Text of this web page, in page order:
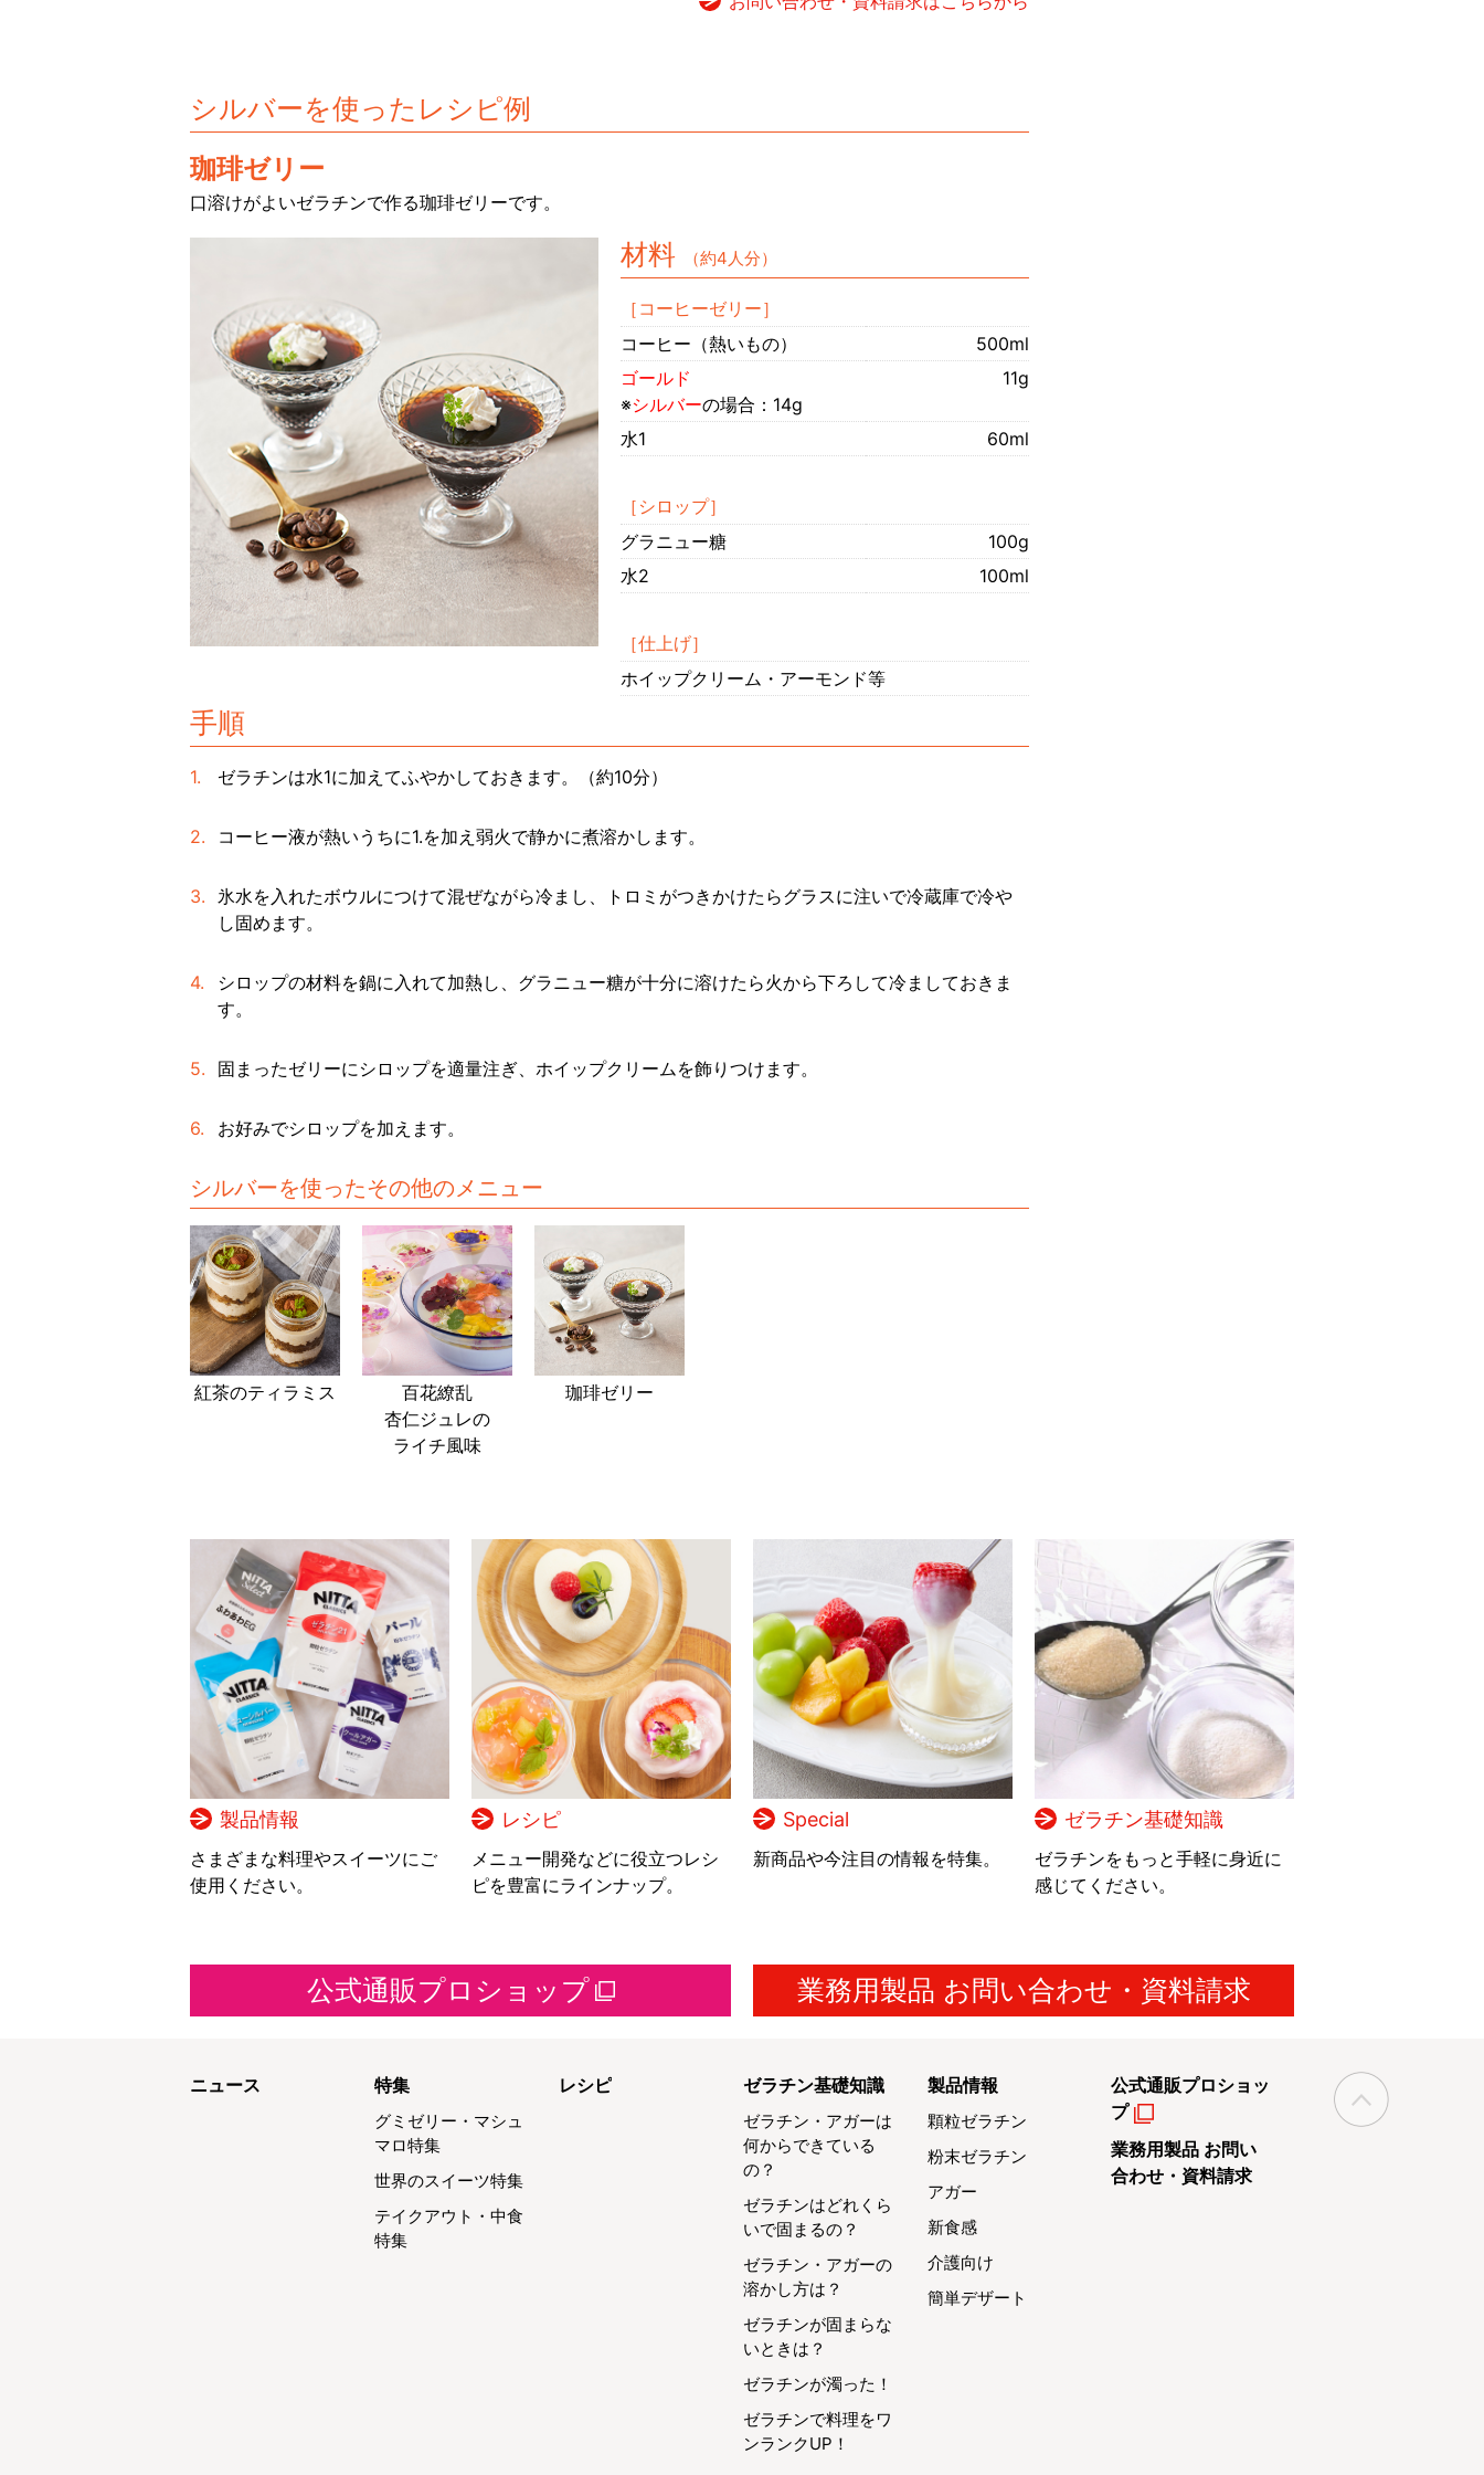
シルバーを使ったレシピ例
珈琲ゼリー
口溶けがよいゼラチンで作る珈琲ゼリーです。
材料 （約4人分）
［コーヒーゼリー］
コーヒー（熱いもの）
500ml
ゴールド
※シルバーの場合：14g
11g
水1 60ml
［シロップ］
グラニュー糖
100g
水2
100ml
［仕上げ］
ホイップクリーム・アーモンド等
手順
ゼラチンは水1に加えてふやかしておきます。（約10分）
コーヒー液が熱いうちに1.を加え弱火で静かに煮溶かします。
氷水を入れたボウルにつけて混ぜながら冷まし、トロミがつきかけたらグラスに注いで冷蔵庫で冷や
し固めます。
シロップの材料を鍋に入れて加熱し、グラニュー糖が十分に溶けたら火から下ろして冷ましておきま
す。
固まったゼリーにシロップを適量注ぎ、ホイップクリームを飾りつけます。
お好みでシロップを加えます。
シルバーを使ったその他のメニュー
紅茶のティラミス
百花繚乱
杏仁ジュレの
ライチ風味
珈琲ゼリー
製品情報
さまざまな料理やスイーツにご
使用ください。
レシピ
メニュー開発などに役立つレシ
ピを豊富にラインナップ。
Special
新商品や今注目の情報を特集。
ゼラチン基礎知識
ゼラチンをもっと手軽に身近に
感じてください。
公式通販プロショップ 業務用製品 お問い合わせ・資料請求
ニュース 特集
グミゼリー・マシュ
マロ特集
世界のスイーツ特集
テイクアウト・中食
特集
レシピ ゼラチン基礎知識
ゼラチン・アガーは
何からできている
の？
ゼラチンはどれくら
いで固まるの？
ゼラチン・アガーの
溶かし方は？
ゼラチンが固まらな
いときは？
ゼラチンが濁った！
ゼラチンで料理をワ
ンランクUP！
製品情報
顆粒ゼラチン
粉末ゼラチン
アガー
新食感
介護向け
簡単デザート
公式通販プロショッ
プ
業務用製品 お問い
合わせ・資料請求